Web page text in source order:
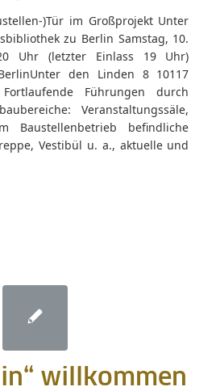
)Tür im Großprojekt Unter
zu Berlin Samstag, 10.
Uhr (letzter Einlass 19 Uhr)
den Linden 8 10117
Führungen durch
Veranstaltungssäle,
Baustellenbetrieb befindliche
Vestibül u. a., aktuelle und
willkommen